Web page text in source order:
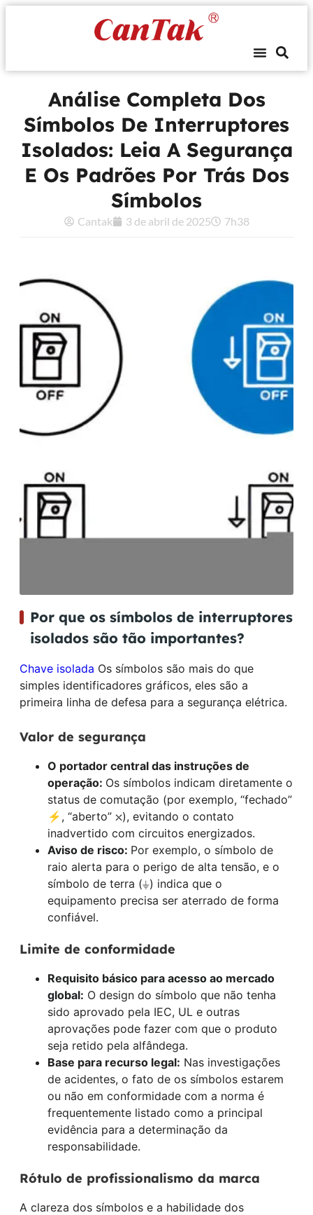
Análise Completa Dos
Símbolos De Interruptores
Isolados: Leia A Segurança
E Os Padrões Por Trás Dos
Símbolos
Cantak 3 de abril de 2025 7h38
Por que os símbolos de interruptores
isolados são tão importantes?
Chave isolada Os símbolos são mais do que
simples identificadores gráficos, eles são a
primeira linha de defesa para a segurança elétrica.
Valor de segurança
O portador central das instruções de
operação: Os símbolos indicam diretamente o
status de comutação (por exemplo, “fechado”
⚡, “aberto” ⛌), evitando o contato
inadvertido com circuitos energizados.
Aviso de risco: Por exemplo, o símbolo de
raio alerta para o perigo de alta tensão, e o
símbolo de terra (⏚) indica que o
equipamento precisa ser aterrado de forma
confiável.
Limite de conformidade
Requisito básico para acesso ao mercado
global: O design do símbolo que não tenha
sido aprovado pela IEC, UL e outras
aprovações pode fazer com que o produto
seja retido pela alfândega.
Base para recurso legal: Nas investigações
de acidentes, o fato de os símbolos estarem
ou não em conformidade com a norma é
frequentemente listado como a principal
evidência para a determinação da
responsabilidade.
Rótulo de profissionalismo da marca
A clareza dos símbolos e a habilidade dos